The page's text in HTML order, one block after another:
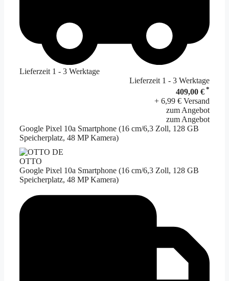
Lieferzeit 1 - 3 Werktage
Lieferzeit 1 - 3 Werktage
409,00 € *
+ 6,99 € Versand
zum Angebot
zum Angebot
Google Pixel 10a Smartphone (16 cm/6,3 Zoll, 128 GB
Speicherplatz, 48 MP Kamera)
OTTO
Google Pixel 10a Smartphone (16 cm/6,3 Zoll, 128 GB
Speicherplatz, 48 MP Kamera)